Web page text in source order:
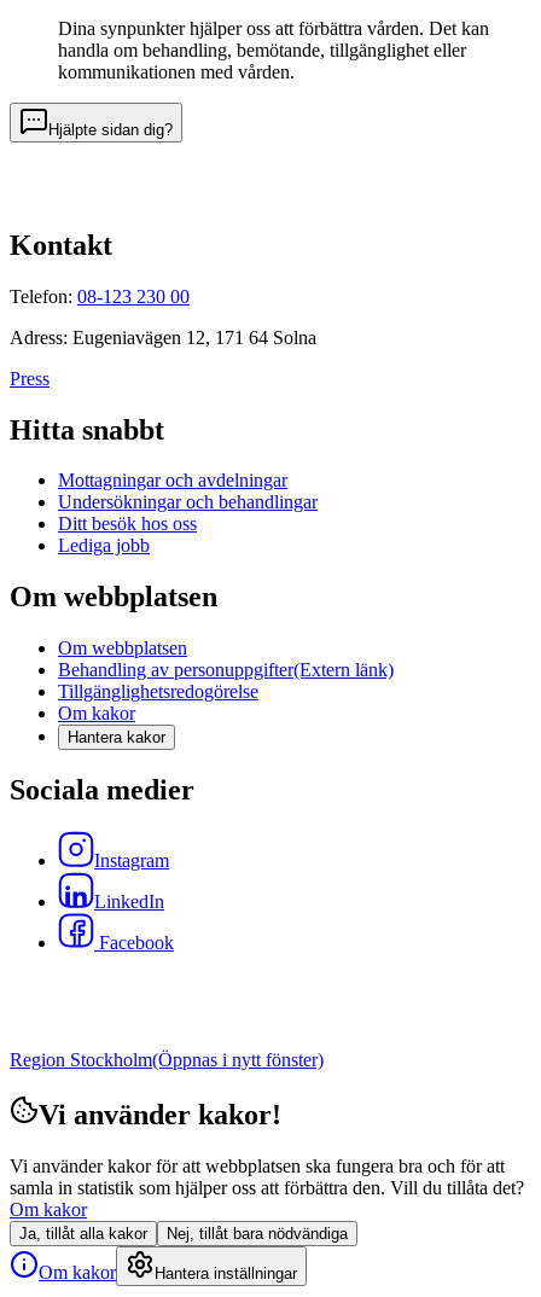
Dina synpunkter hjälper oss att förbättra vården. Det kan
handla om behandling, bemötande, tillgänglighet eller
kommunikationen med vården.
Hjälpte sidan dig?
Kontakt
Telefon: 08-123 230 00
Adress: Eugeniavägen 12, 171 64 Solna
Press
Hitta snabbt
Mottagningar och avdelningar
Undersökningar och behandlingar
Ditt besök hos oss
Lediga jobb
Om webbplatsen
Om webbplatsen
Behandling av personuppgifter(Extern länk)
Tillgänglighetsredogörelse
Om kakor
Hantera kakor
Sociala medier
Instagram
LinkedIn
Facebook
Region Stockholm(Öppnas i nytt fönster)
Vi använder kakor!
Vi använder kakor för att webbplatsen ska fungera bra och för att
samla in statistik som hjälper oss att förbättra den. Vill du tillåta det?
Om kakor
Ja, tillåt alla kakor Nej, tillåt bara nödvändiga
Om kakor Hantera inställningar